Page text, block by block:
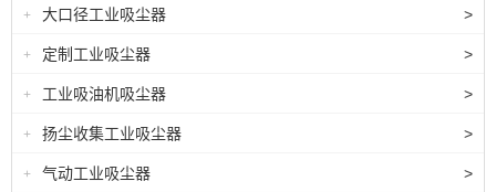
+ 大口径工业吸尘器 >
+ 定制工业吸尘器 >
+ 工业吸油机吸尘器 >
+ 扬尘收集工业吸尘器 >
+ 气动工业吸尘器 >